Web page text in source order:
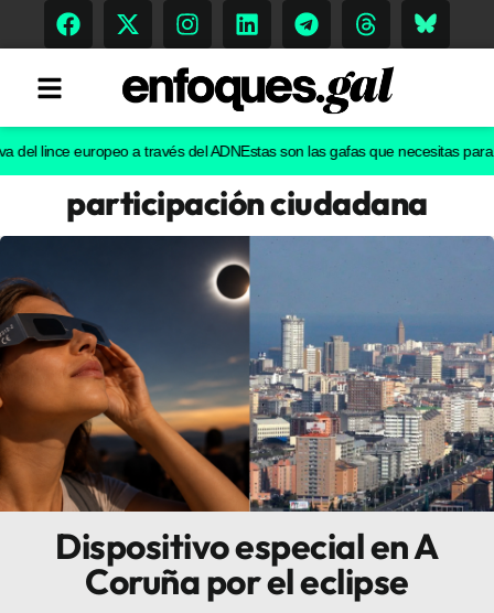
Tendencias
Gastronomía
Escenarios
Sostenibilidad
Innova
europeo a través del ADNEstas son las gafas que necesitas para ver
participación ciudadana
Dispositivo especial en A
Coruña por el eclipse